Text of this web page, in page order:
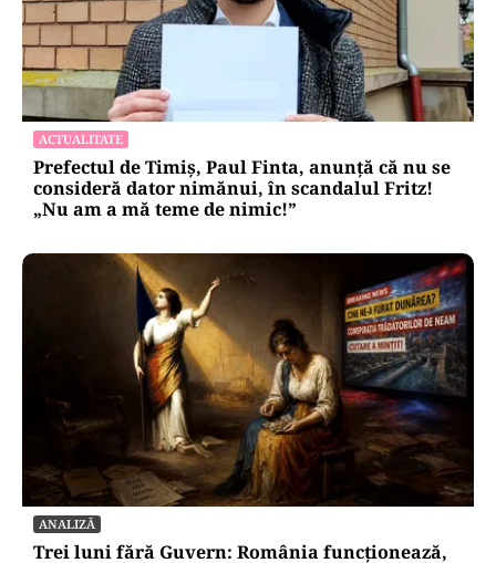
ACTUALITATE
Prefectul de Timiș, Paul Finta, anunță că nu se
consideră dator nimănui, în scandalul Fritz!
„Nu am a mă teme de nimic!”
ANALIZĂ
Trei luni fără Guvern: România funcționează,